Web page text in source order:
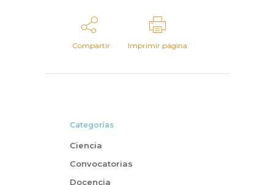
Compartir Imprimir página
Categorías
Ciencia
Convocatorias
Docencia